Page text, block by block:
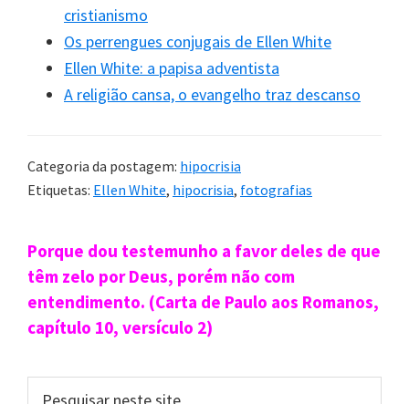
Num raro momento de sinceridade, Ellen White
admite cometer o pecado da fotografia e pede
perdão. Ou, talvez, ela tenha se sentido
praticamente forçada a isso. Afinal, seria difícil
Reconhecemos nosso erro.
chegamos a concordar em tirar
fotografias,embora tenham sido
outros que tenham pedido. Quantas
vezes desejei que tivéssemos
podemos fazer agora é confessar
cristianismo
Os perrengues conjugais de Ellen White
Ellen White: a papisa adventista
A religião cansa, o evangelho traz descanso
Categoria da postagem: hipocrisia
Etiquetas: Ellen White, hipocrisia, fotografias
Sidebar
primária
Porque dou testemunho a favor deles de que
têm zelo por Deus, porém não com
entendimento. (Carta de Paulo aos Romanos,
capítulo 10, versículo 2)